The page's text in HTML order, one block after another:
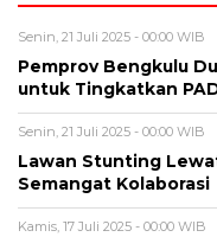
Senin, 21 Juli 2025 - 00:00 WIB
Pemprov Bengkulu
untuk Tingkatkan
Senin, 21 Juli 2025 - 00:00 WIB
Lawan Stunting
Semangat Kolaborasi
Kamis, 17 Juli 2025 - 00:00 WIB